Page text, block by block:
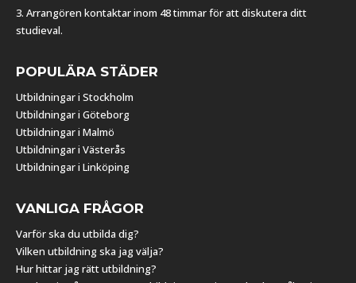
3. Arrangören kontaktar inom 48 timmar för att diskutera ditt
studieval.
POPULÄRA STÄDER
Utbildningar i Stockholm
Utbildningar i Göteborg
Utbildningar i Malmö
Utbildningar i Västerås
Utbildningar i Linköping
VANLIGA FRÅGOR
Varför ska du utbilda dig?
Vilken utbildning ska jag välja?
Hur hittar jag rätt utbildning?